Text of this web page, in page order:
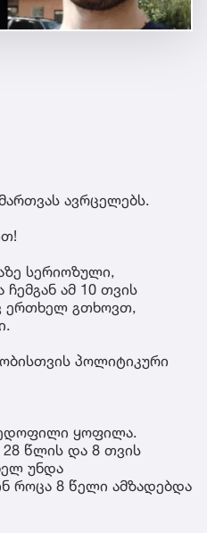
ავრცელებს.
სერიოზული,
ამ 10 თვის
ერთხელ გთხოვთ,
პოლიტიკური
ყოფილა.
წლის და 8 თვის
უნდა
როცა 8 წელი ამზადებდა